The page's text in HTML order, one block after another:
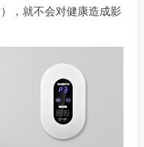
，就不会对健康造成影